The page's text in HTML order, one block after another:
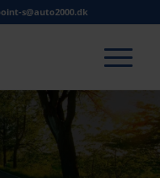
s@auto2000.dk